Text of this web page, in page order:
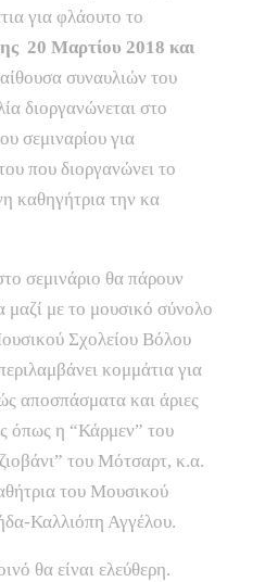
για φλάουτο το
20 Μαρτίου 2018 και
συναυλιών του
διοργανώνεται στο
σεμιναρίου για
που διοργανώνει το
καθηγήτρια την κα
σεμινάριο θα πάρουν
μαζί με το μουσικό σύνολο
Σχολείου Βόλου
κομμάτια για
αποσπάσματα και άριες
όπως η “Κάρμεν” του
του Μότσαρτ, κ.α.
του Μουσικού
Καλλιόπη Αγγέλου.
θα είναι ελεύθερη.